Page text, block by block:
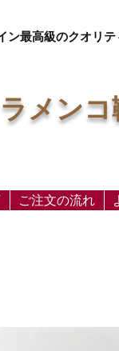
ン最高級のクオリ
メン
ご注文の流れ